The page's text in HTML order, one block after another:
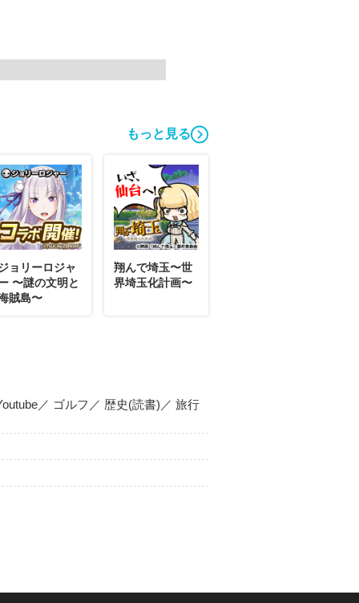
もっと見る
ョリーロジャ
〜謎の文明と
賊島〜
翔んで埼玉〜世
界埼玉化計画〜
／ ゴルフ／ 歴史(読書)／ 旅行